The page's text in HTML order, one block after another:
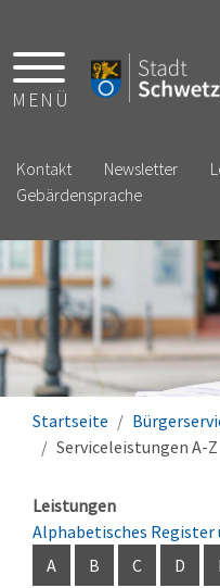
MENÜ
Kontakt Newsletter
Gebärdensprache
Startseite
Serviceleistungen A-Z
Leistungen
Alphabetisches Register
A
B C D